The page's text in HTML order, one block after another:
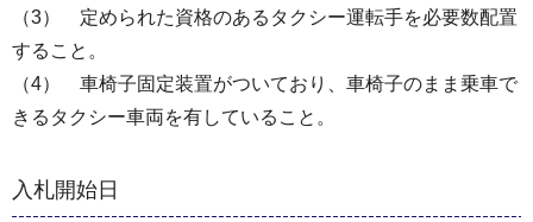
（3） 定められた資格のあるタクシー運転手を必要数配置
すること。
（4） 車椅子固定装置がついており、車椅子のまま乗車で
きるタクシー車両を有していること。
入札開始日